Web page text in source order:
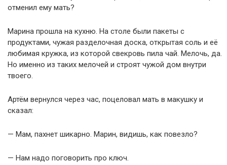
отменил ему мать?
Марина прошла на кухню. На столе были пакеты с
продуктами, чужая разделочная доска, открытая соль и её
любимая кружка, из которой свекровь пила чай. Мелочь, да.
Но именно из таких мелочей и строят чужой дом внутри
твоего.
Артём вернулся через час, поцеловал мать в макушку и
сказал:
— Мам, пахнет шикарно. Марин, видишь, как повезло?
— Нам надо поговорить про ключ.